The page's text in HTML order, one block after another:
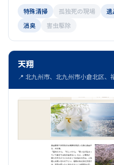
特殊清掃
孤独死の現場 遺
消臭
害虫駆除
天翔
📍 北九州市、北九州市小倉北区、